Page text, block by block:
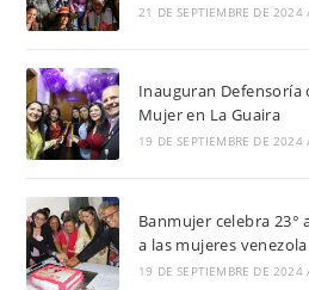
21 DE SEPTIEMBRE DE 2024
Inauguran Defensoría
Mujer en La Guaira
19 DE SEPTIEMBRE DE 2024
Banmujer celebra
a las mujeres
19 DE SEPTIEMBRE DE 2024